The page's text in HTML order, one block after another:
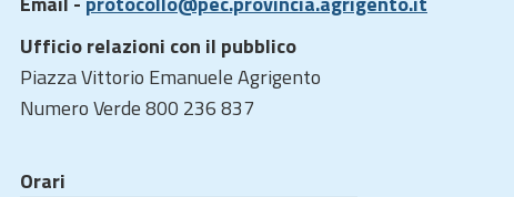
Ufficio relazioni con il pubblico
Piazza Vittorio Emanuele Agrigento
Numero Verde 800 236 837
Orari